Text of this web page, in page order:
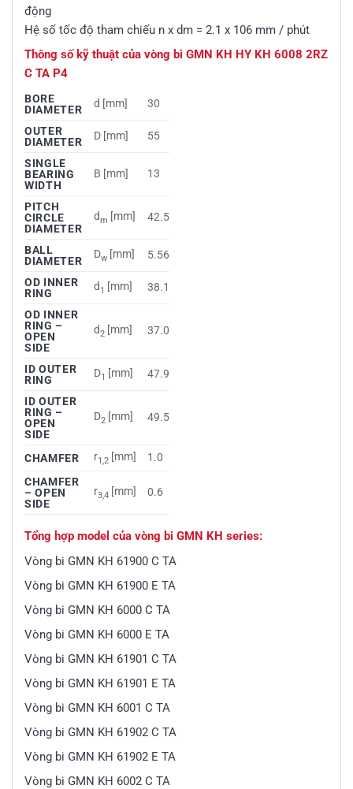
động
Hệ số tốc độ tham chiếu n x dm = 2.1 x 106 mm / phút
Thông số kỹ thuật của vòng bi GMN KH HY KH 6008 2RZ
C TA P4
BORE
DIAMETER
d [mm] 30
OUTER
DIAMETER
D [mm] 55
SINGLE
BEARING
WIDTH
B [mm] 13
PITCH
CIRCLE
DIAMETER
dm [mm] 42.5
BALL
DIAMETER
Dw[mm] 5.56
OD INNER
RING
d 1 [mm] 38.1
OD INNER
RING –
OPEN
SIDE
d2[mm] 37.0
ID OUTER
RING
D1 [mm] 47.9
ID OUTER
RING –
OPEN
SIDE
D2[mm] 49.5
CHAMFER r1,2[mm]
1.0
CHAMFER
– OPEN
SIDE
r3,4 [mm] 0.6
Tổng hợp model của vòng bi GMN KH series:
Vòng bi GMN KH 61900 C TA
Vòng bi GMN KH 61900 E TA
Vòng bi GMN KH 6000 C TA
Vòng bi GMN KH 6000 E TA
Vòng bi GMN KH 61901 C TA
Vòng bi GMN KH 61901 E TA
Vòng bi GMN KH 6001 C TA
Vòng bi GMN KH 61902 C TA
Vòng bi GMN KH 61902 E TA
Vòng bi GMN KH 6002 C TA